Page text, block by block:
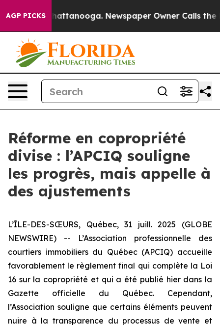
AGP PICKS
in Chattanooga. Newspaper Owner Calls the
Réforme en copropriété
divise : l’APCIQ souligne
les progrès, mais appelle à
des ajustements
L’ÎLE-DES-SŒURS, Québec, 31 juill. 2025 (GLOBE
NEWSWIRE) -- L’Association professionnelle des
courtiers immobiliers du Québec (APCIQ) accueille
favorablement le règlement final qui complète la Loi
16 sur la copropriété et qui a été publié hier dans la
Gazette officielle du Québec. Cependant,
l’Association souligne que certains éléments peuvent
nuire à la transparence du processus de vente et